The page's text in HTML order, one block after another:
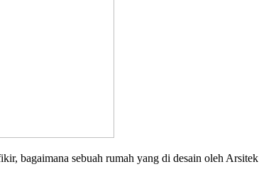
bagaimana sebuah rumah yang di desain oleh